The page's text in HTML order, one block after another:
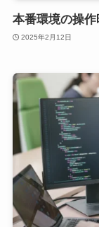
本番環境の操
2025年2月12日